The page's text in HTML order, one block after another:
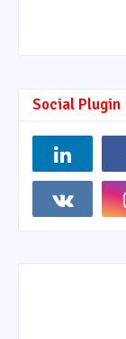
Social Plugin